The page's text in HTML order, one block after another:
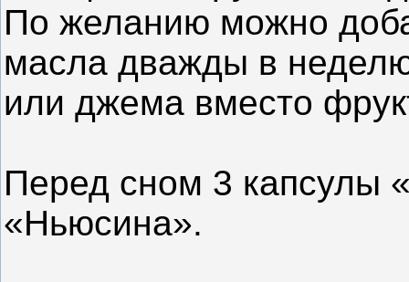
По желанию можно
масла дважды в
или джема вместо
Перед сном 3 капсулы
«Ньюсина».